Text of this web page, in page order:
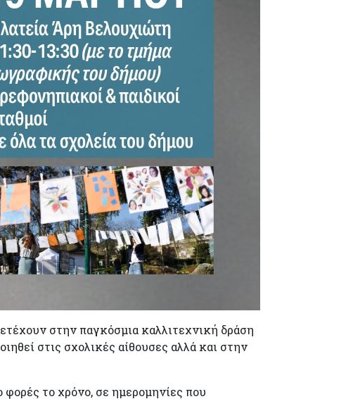
στην παγκόσμια καλλιτεχνική δράση
στις σχολικές αίθουσες αλλά και στην
φορές το χρόνο, σε ημερομηνίες που